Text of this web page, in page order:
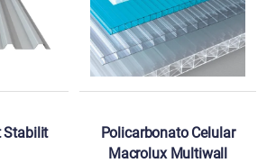
Stabilit
Policarbonato Celular
Macrolux Multiwall